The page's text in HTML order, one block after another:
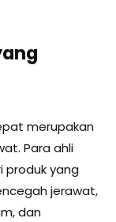
merupakan
Para ahli
yang
jerawat,
dan